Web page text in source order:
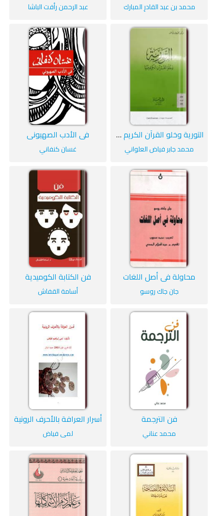
محمد بن عبد القادرِ المبارك عبد الرحمن رأفت الباشا
التورية وخلو القرآن الكريم منها
محمد جابر فياض العلواني
في الأدب الصهيوني
غسان كنفاني
محاولة في أصل اللغات
جان جاك روسو
فن الكتابة الكوميدية
أسامة القفاش
فن الترجمة
محمد عناني
أسرار العرافة بالأحرف الرونية
لمى فياض